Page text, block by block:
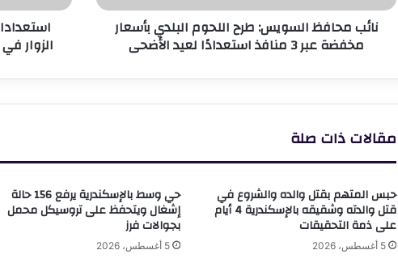
عبر
لعيد
نائب محافظ السويس: طرح اللحوم البلدي بأسعار
مخفضة عبر 3 منافذ استعدادًا لعيد الأضحى
عيد
الأضحى
وتطوير
التاريخية
الزوار
مقالات ذات صلة
حبس المتهم بقتل والده والشروع في
قتل والدته وشقيقه بالإسكندرية 4 أيام
على ذمة التحقيقات
5 أغسطس، 2026
حي وسط بالإسكندرية يرفع 156 حالة
إشغال ويتحفظ على تروسيكل محمل
بجوالات فرز
5 أغسطس، 2026